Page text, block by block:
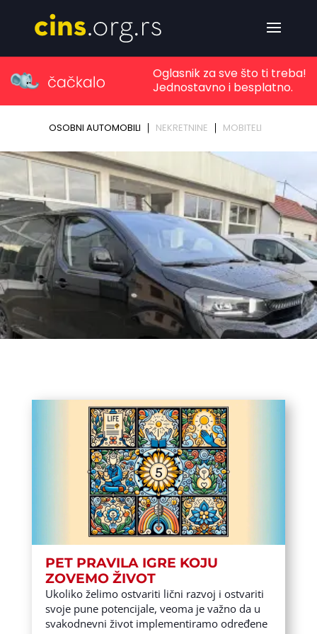
PET PRAVILA IGRE KOJU
ZOVEMO ŽIVOT
Ukoliko želimo ostvariti lični razvoj i ostvariti
svoje pune potencijale, veoma je važno da u
svakodnevni život implementiramo određene